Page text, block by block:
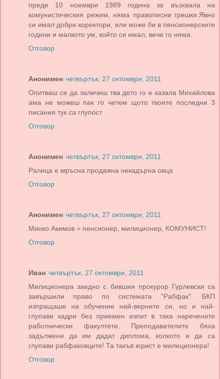
преди 10 ноември 1989 година за възхвала на
комунистическия режим, няма правописни грешки.Явно
си имал добри коректори, или може би в пенсионерските
години и малкото ум, който си имал, вече го няма.
Отговор
Анонимен четвъртък, 27 октомври, 2011
Опитваш се да заличиш тва дето го е казала Михайлова
ама не можеш пак го четем щото твоите последни 3
писания тук са глупост
Отговор
Анонимен четвъртък, 27 октомври, 2011
Ралица е мръсна продажна некадърна овца
Отговор
Анонимен четвъртък, 27 октомври, 2011
Минко Акимов = пенсионер, милиционер, КОМУНИСТ!
Отговор
Иван четвъртък, 27 октомври, 2011
Милиционера заедно с бившия прокурор Гурлевски са
завършили право по системата "Рабфак". БКП
изпращаше на обучение най-верните си, но и най-
глупави кадри без приемен изпит в така наречените
работнически факултети. Преподавателите бяха
задължени да им дадат диплома, колкото и да са
глупави рабфаковците! Та такъв юрист е милиционера!
Отговор